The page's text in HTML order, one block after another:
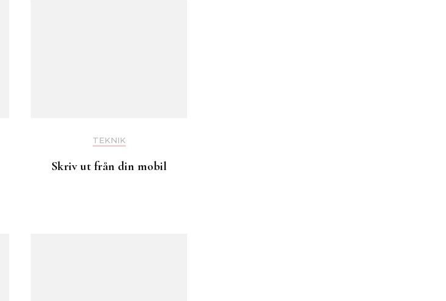
TEKNIK
Skriv ut från din mobil